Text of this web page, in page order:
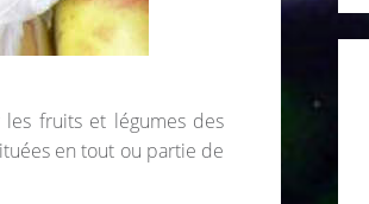
fruits et légumes des
en tout ou partie de